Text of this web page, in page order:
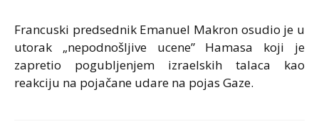
Francuski predsednik Emanuel Makron osudio je u
utorak „nepodnošljive ucene” Hamasa koji je
zapretio pogubljenjem izraelskih talaca kao
reakciju na pojačane udare na pojas Gaze.